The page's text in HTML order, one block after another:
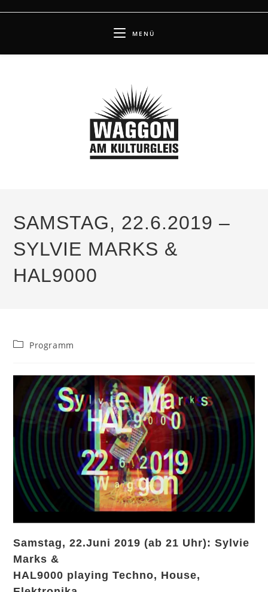
MENÜ
SAMSTAG, 22.6.2019 –
SYLVIE MARKS &
HAL9000
Beitrags-
Programm
Samstag, 22.Juni 2019 (ab 21 Uhr): Sylvie
Marks &
HAL9000 playing Techno, House,